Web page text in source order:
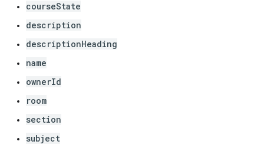
courseState
description
descriptionHeading
name
ownerId
room
section
subject